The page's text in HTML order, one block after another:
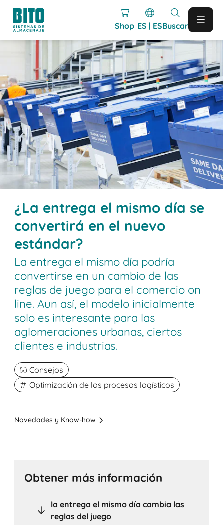
Shop ES | ESBuscar
¿La entrega el mismo día se
convertirá en el nuevo
estándar?
La entrega el mismo día podría
convertirse en un cambio de las
reglas de juego para el comercio on
line. Aun así, el modelo inicialmente
solo es interesante para las
aglomeraciones urbanas, ciertos
clientes e industrias.
Consejos
Optimización de los procesos logísticos
Novedades y Know-how
Obtener más información
la entrega el mismo día cambia las
reglas del juego